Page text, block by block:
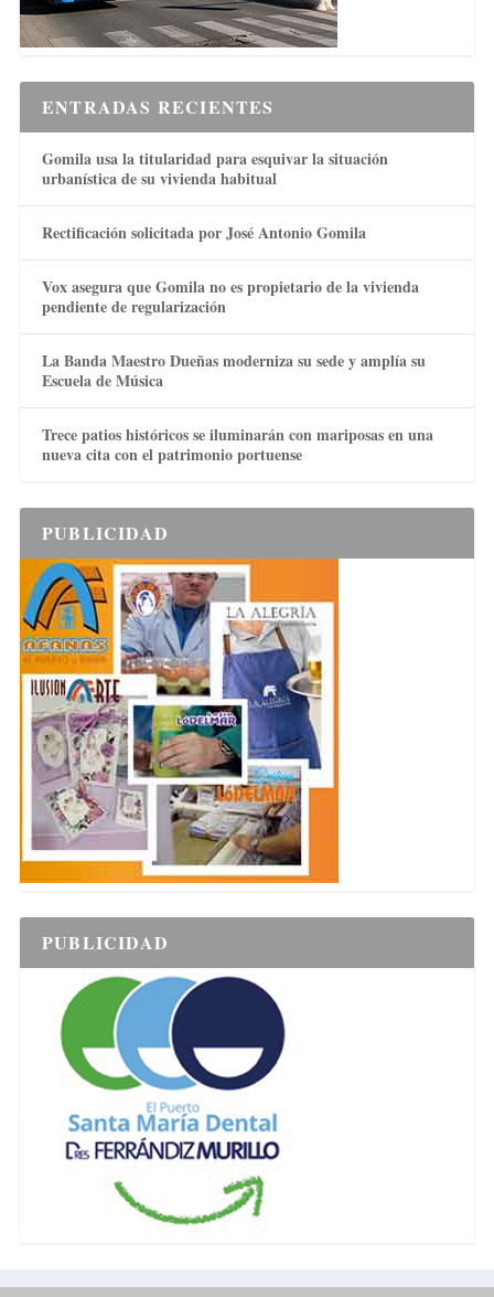
ENTRADAS RECIENTES
Gomila usa la titularidad para esquivar la situación
urbanística de su vivienda habitual
Rectificación solicitada por José Antonio Gomila
Vox asegura que Gomila no es propietario de la vivienda
pendiente de regularización
La Banda Maestro Dueñas moderniza su sede y amplía su
Escuela de Música
Trece patios históricos se iluminarán con mariposas en una
nueva cita con el patrimonio portuense
PUBLICIDAD
PUBLICIDAD